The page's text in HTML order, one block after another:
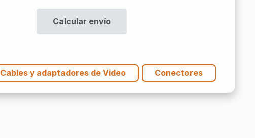
cantidad
Calcular envío
Cables y adaptadores de Video Conectores